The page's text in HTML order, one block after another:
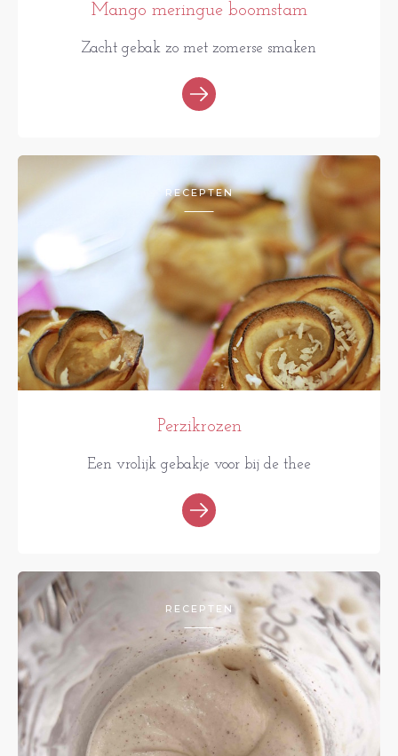
Mango meringue boomstam
Zacht gebak zo met zomerse smaken
RECEPTEN
Perzikrozen
Een vrolijk gebakje voor bij de thee
RECEPTEN